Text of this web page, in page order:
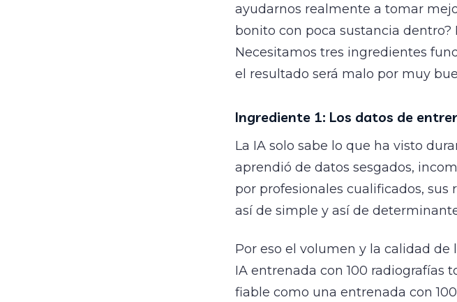
ayudarnos realmente a tomar
bonito con poca sustancia
Necesitamos tres ingredientes
el resultado será malo por muy
Ingrediente 1: Los datos de
La IA solo sabe lo que ha visto
aprendió de datos sesgados,
por profesionales cualificados, sus
así de simple y así de
Por eso el volumen y la calidad
IA entrenada con 100 radiografías
fiable como una entrenada con